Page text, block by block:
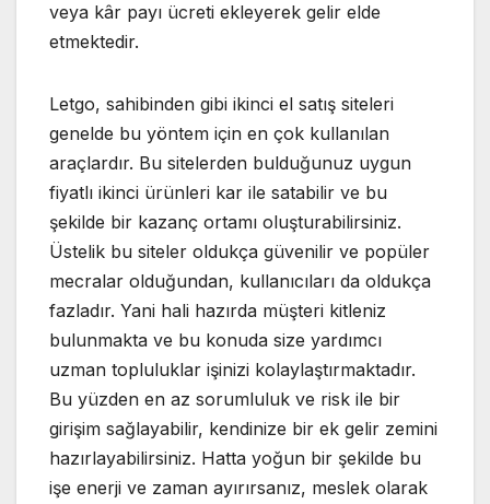
veya kâr payı ücreti ekleyerek gelir elde
etmektedir.
Letgo, sahibinden gibi ikinci el satış siteleri
genelde bu yöntem için en çok kullanılan
araçlardır. Bu sitelerden bulduğunuz uygun
fiyatlı ikinci ürünleri kar ile satabilir ve bu
şekilde bir kazanç ortamı oluşturabilirsiniz.
Üstelik bu siteler oldukça güvenilir ve popüler
mecralar olduğundan, kullanıcıları da oldukça
fazladır. Yani hali hazırda müşteri kitleniz
bulunmakta ve bu konuda size yardımcı
uzman topluluklar işinizi kolaylaştırmaktadır.
Bu yüzden en az sorumluluk ve risk ile bir
girişim sağlayabilir, kendinize bir ek gelir zemini
hazırlayabilirsiniz. Hatta yoğun bir şekilde bu
işe enerji ve zaman ayırırsanız, meslek olarak